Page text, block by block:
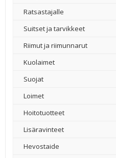
Ratsastajalle
Suitset ja tarvikkeet
Riimut ja riimunnarut
Kuolaimet
Suojat
Loimet
Hoitotuotteet
Lisäravinteet
Hevostaide